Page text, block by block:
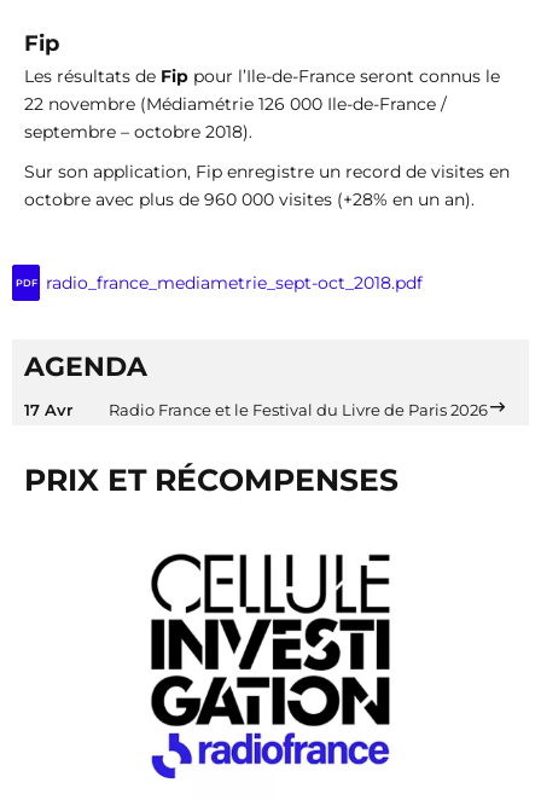
Fip
Les résultats de Fip pour l’Ile-de-France seront connus le
22 novembre (Médiamétrie 126 000 Ile-de-France /
septembre – octobre 2018).
Sur son application, Fip enregistre un record de visites en
octobre avec plus de 960 000 visites (+28% en un an).
PDF radio_france_mediametrie_sept-oct_2018.pdf
AGENDA
17 Avr Radio France et le Festival du Livre de Paris 2026
PRIX ET RÉCOMPENSES